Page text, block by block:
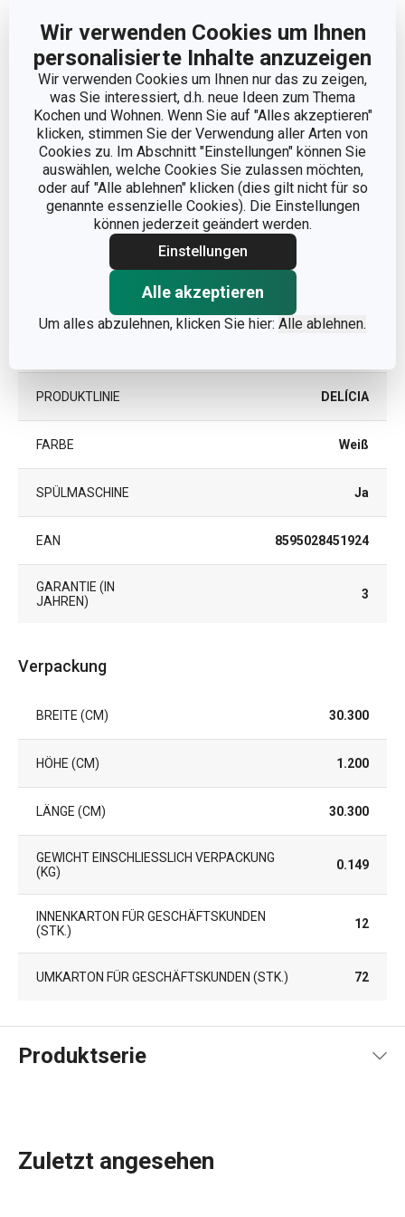
Wir verwenden Cookies um Ihnen
personalisierte Inhalte anzuzeigen
Wir verwenden Cookies um Ihnen nur das zu zeigen,
was Sie interessiert, d.h. neue Ideen zum Thema
Kochen und Wohnen. Wenn Sie auf "Alles akzeptieren"
klicken, stimmen Sie der Verwendung aller Arten von
Cookies zu. Im Abschnitt "Einstellungen" können Sie
auswählen, welche Cookies Sie zulassen möchten,
oder auf "Alle ablehnen" klicken (dies gilt nicht für so
genannte essenzielle Cookies). Die Einstellungen
können jederzeit geändert werden.
Einstellungen
Alle akzeptieren
Um alles abzulehnen, klicken Sie hier: Alle ablehnen.
Abmessungen
DURCHMESSER (CM) 30
Andere Parameter
Teigzubereitung und
PRODUKTLINIE DELÍCIA
FARBE Weiß
SPÜLMASCHINE Ja
EAN 8595028451924
GARANTIE (IN
JAHREN)
3
Verpackung
BREITE (CM) 30.300
HÖHE (CM) 1.200
LÄNGE (CM) 30.300
GEWICHT EINSCHLIESSLICH VERPACKUNG (
KG)
0.149
INNENKARTON FÜR GESCHÄFTSKUNDEN
(STK.)
12
UMKARTON FÜR GESCHÄFTSKUNDEN (STK.) 72
Produktserie
Zuletzt angesehen